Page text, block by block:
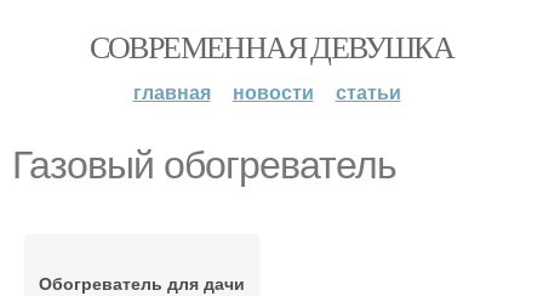
СОВРЕМЕННАЯ ДЕВУШКА
главная новости статьи
Газовый обогреватель
Обогреватель для дачи